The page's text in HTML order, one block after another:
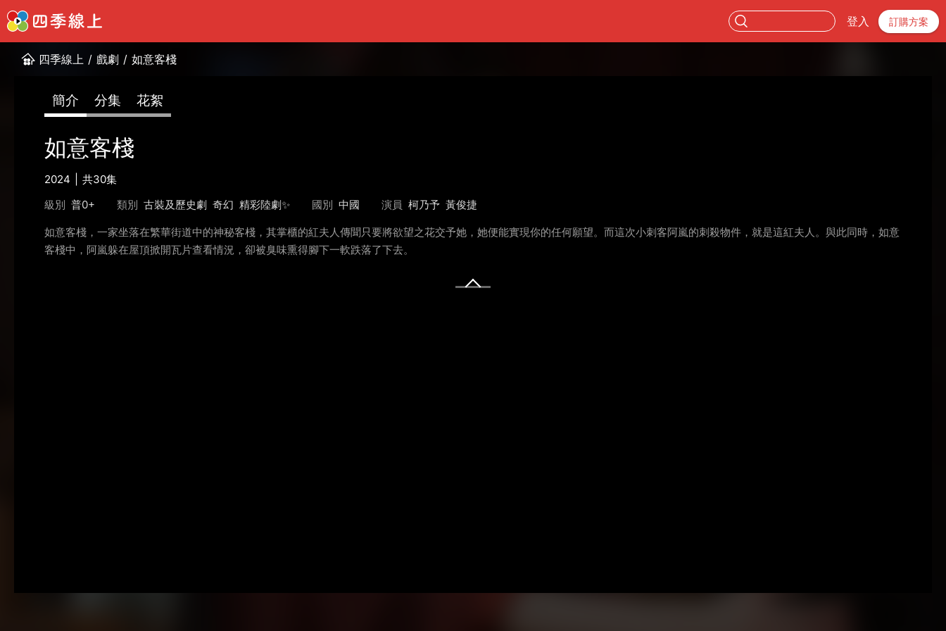
登入 訂購方案
四季線上 / 戲劇 / 如意客棧
簡介 分集 花絮
如意客棧
2024
共30集
級別 普0+ 類別 古裝及歷史劇 奇幻 精彩陸劇✨ 國別 中國 演員 柯乃予 黃俊捷
如意客棧，一家坐落在繁華街道中的神秘客棧，其掌櫃的紅夫人傳聞只要將欲望之花交予她，她便能實現你的任何願望。而這次小刺客阿嵐的刺殺物件，就是這紅夫人。與此同時，如意
客棧中，阿嵐躲在屋頂掀開瓦片查看情況，卻被臭味熏得腳下一軟跌落了下去。